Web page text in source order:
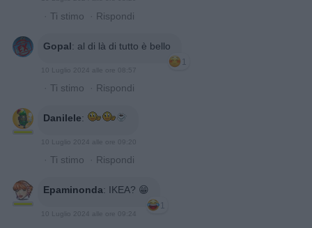
· Ti stimo · Rispondi
Gopal: al di là di tutto è bello
1
10 Luglio 2024 alle ore 08:57
· Ti stimo · Rispondi
Danilele:
10 Luglio 2024 alle ore 09:20
· Ti stimo · Rispondi
Epaminonda: IKEA? 😁
1
10 Luglio 2024 alle ore 09:24